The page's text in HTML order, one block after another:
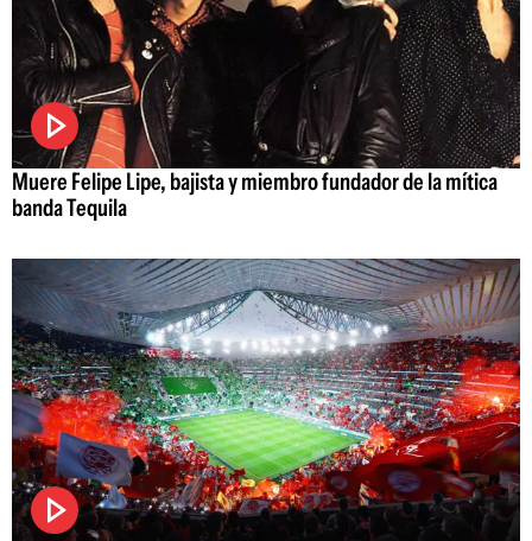
Muere Felipe Lipe, bajista y miembro fundador de la mítica
banda Tequila